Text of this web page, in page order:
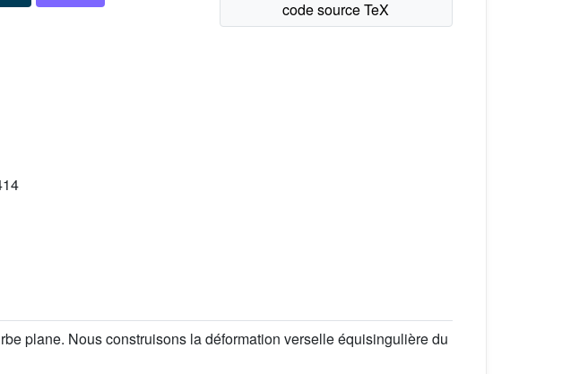
plane. Nous construisons la déformation verselle équisingulière du